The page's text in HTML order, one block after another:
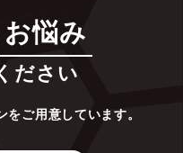
お悩み
ださい
ご用意しています。